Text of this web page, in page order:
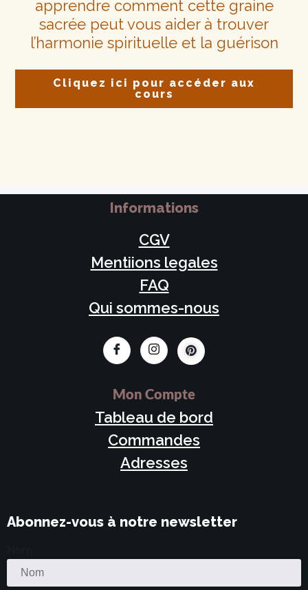
apprendre comment cette graine
sacrée peut vous aider à trouver
l’harmonie spirituelle et la guérison
Cliquez ici pour accéder aux
cours
Informations
CGV
Mentiions legales
FAQ
Qui sommes-nous
Mon Compte
Tableau de bord
Commandes
Adresses
Abonnez-vous à notre newsletter